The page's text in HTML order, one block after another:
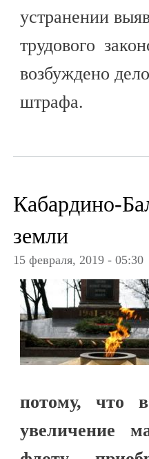
устранении
трудового
возбуждено
штрафа.
Кабардино-
земли
15 февраля, 2019 - 05:30
потому, что
увеличение